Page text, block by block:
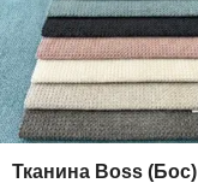
Тканина Boss (Бос)